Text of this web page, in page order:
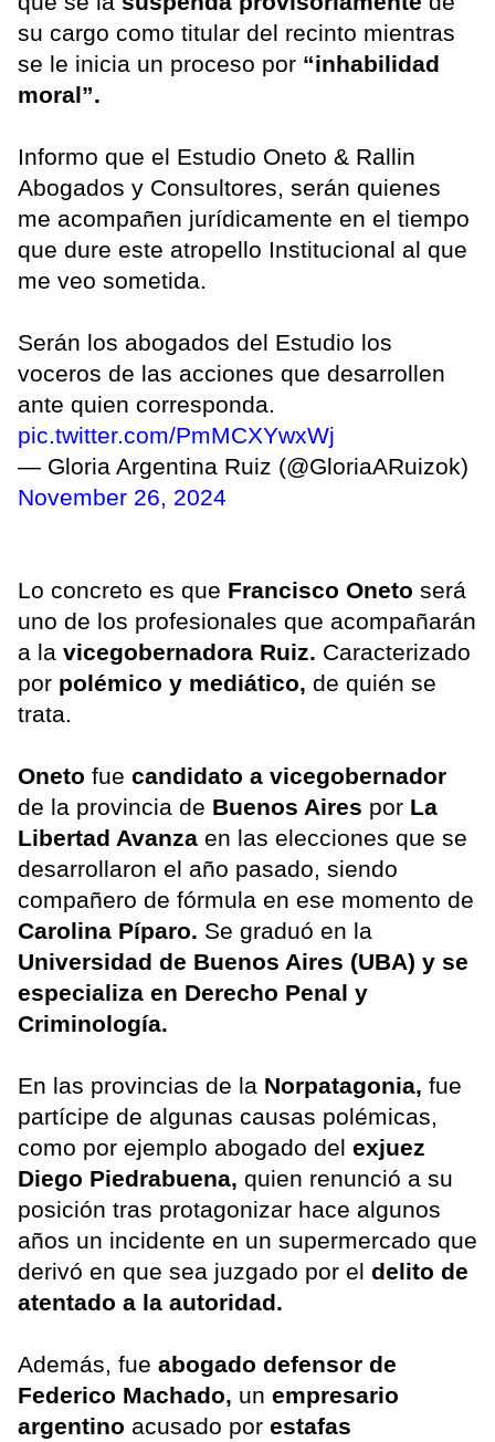
su cargo como titular del recinto mientras
se le inicia un proceso por “inhabilidad
moral”.
Informo que el Estudio Oneto & Rallin
Abogados y Consultores, serán quienes
me acompañen jurídicamente en el tiempo
que dure este atropello Institucional al que
me veo sometida.
Serán los abogados del Estudio los
voceros de las acciones que desarrollen
ante quien corresponda.
pic.twitter.com/PmMCXYwxWj
— Gloria Argentina Ruiz (@GloriaARuizok)
November 26, 2024
Lo concreto es que Francisco Oneto será
uno de los profesionales que acompañarán
a la vicegobernadora Ruiz. Caracterizado
por polémico y mediático, de quién se
trata.
Oneto fue candidato a vicegobernador
de la provincia de Buenos Aires por La
Libertad Avanza en las elecciones que se
desarrollaron el año pasado, siendo
compañero de fórmula en ese momento de
Carolina Píparo. Se graduó en la
Universidad de Buenos Aires (UBA) y se
especializa en Derecho Penal y
Criminología.
En las provincias de la Norpatagonia, fue
partícipe de algunas causas polémicas,
como por ejemplo abogado del exjuez
Diego Piedrabuena, quien renunció a su
posición tras protagonizar hace algunos
años un incidente en un supermercado que
derivó en que sea juzgado por el delito de
atentado a la autoridad.
Además, fue abogado defensor de
Federico Machado, un empresario
argentino acusado por estafas